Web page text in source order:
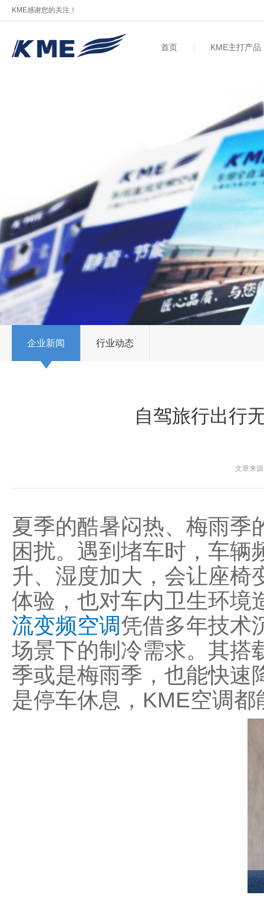
KME感谢您的关注！
首页 KME主打产品
企业新闻 行业动态
自驾旅行出行
文章来
夏季的酷暑闷热、梅雨季
困扰。遇到堵车时，车
升、湿度加大，会让座椅
体验，也对车内卫生环境
流变频空调凭借多年技术
场景下的制冷需求。其搭
季或是梅雨季，也能快速
是停车休息，KME空调